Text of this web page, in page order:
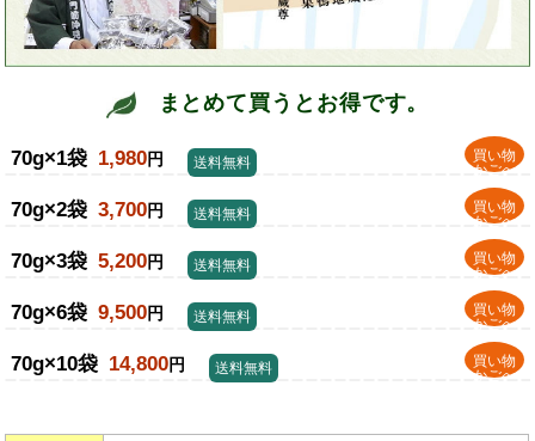
まとめて買うとお得です。
70g×1袋 1,980円
買い物
かごへ
送料無料
70g×2袋 3,700円
買い物
かごへ
送料無料
70g×3袋 5,200円
買い物
かごへ
送料無料
70g×6袋 9,500円
買い物
かごへ
送料無料
70g×10袋 14,800円
買い物
かごへ
送料無料